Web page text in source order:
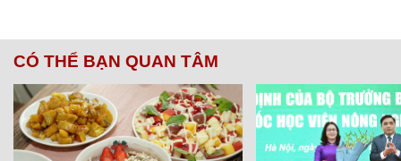
CÓ THỂ BẠN QUAN TÂM